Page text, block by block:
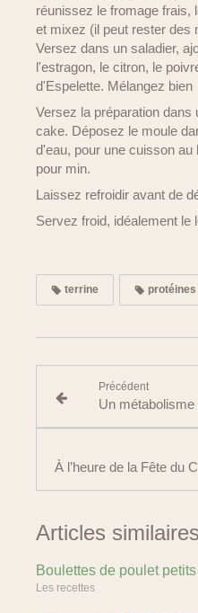
réunissez le fromage frais,
et mixez (il peut rester des
Versez dans un saladier,
l'estragon, le citron, le
d'Espelette. Mélangez bien
Versez la préparation dans
cake. Déposez le moule
d'eau, pour une cuisson au
pour min.
Laissez refroidir avant de
Servez froid, idéalement le
terrine protéines
Précédent
Articles similaires
Boulettes de poulet
Les recettes